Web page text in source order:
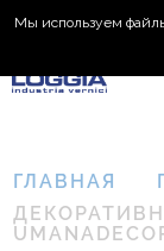
ГЛАВНАЯ
Мы используем